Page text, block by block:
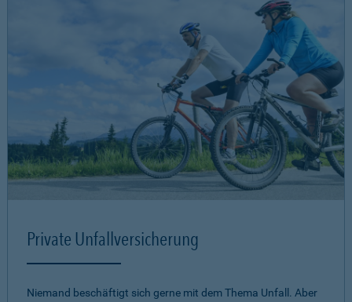
Private Unfallversicherung
Niemand beschäftigt sich gerne mit dem Thema Unfall. Aber